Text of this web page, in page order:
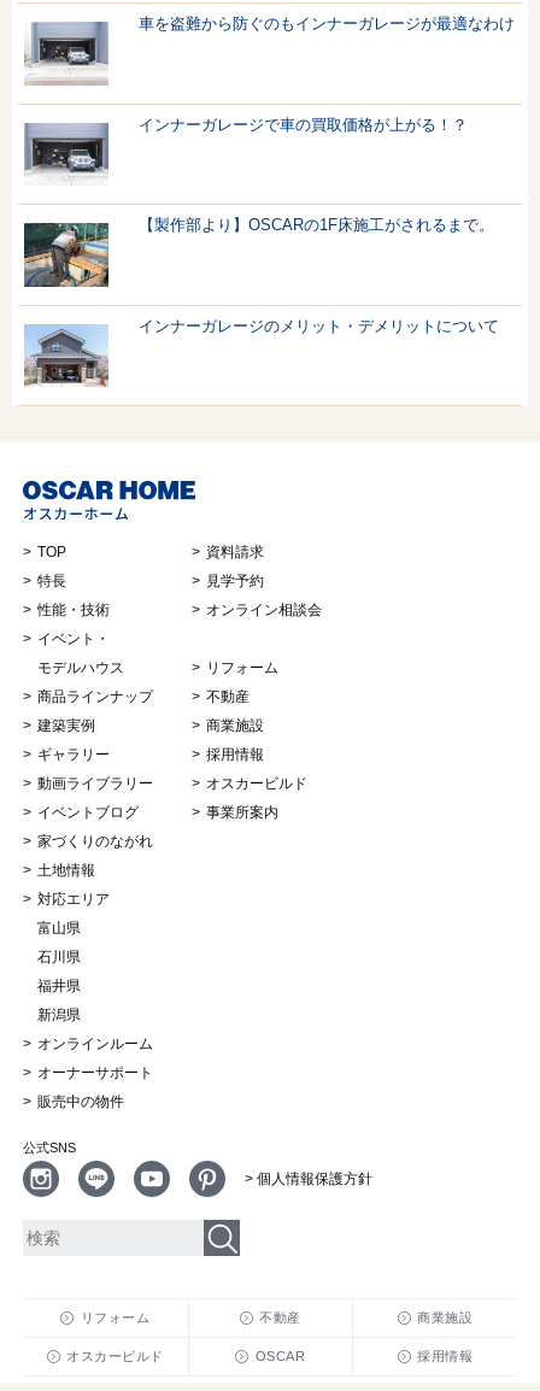
車を盗難から防ぐのもインナーガレージが最適なわけ
インナーガレージで車の買取価格が上がる！？
【製作部より】OSCARの1F床施工がされるまで。
インナーガレージのメリット・デメリットについて
TOP
特長
性能・技術
イベント・
モデルハウス
商品ラインナップ
建築実例
ギャラリー
動画ライブラリー
イベントブログ
家づくりのながれ
土地情報
対応エリア
富山県
石川県
福井県
新潟県
オンラインルーム
オーナーサポート
販売中の物件
資料請求
見学予約
オンライン相談会
リフォーム
不動産
商業施設
採用情報
オスカービルド
事業所案内
公式SNS
> 個人情報保護方針
リフォーム 不動産 商業施設
オスカービルド OSCAR 採用情報